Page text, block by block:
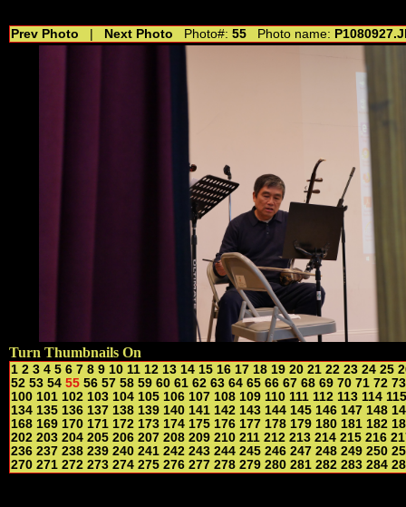
Prev Photo Next Photo Photo#: 55 Photo name:
Turn Thumbnails On
1 2 3 4 5 6 7 8 9 10 11 12 13 14 15 16 17 18 19 20 21 22 23 24 25
52 53 54 55 56 57 58 59 60 61 62 63 64 65 66 67 68 69 70 71 72 73
100 101 102 103 104 105 106 107 108 109 110 111 112 113 114 115
134 135 136 137 138 139 140 141 142 143 144 145 146 147 148
168 169 170 171 172 173 174 175 176 177 178 179 180 181 182
202 203 204 205 206 207 208 209 210 211 212 213 214 215 216
236 237 238 239 240 241 242 243 244 245 246 247 248 249 250
270 271 272 273 274 275 276 277 278 279 280 281 282 283 284